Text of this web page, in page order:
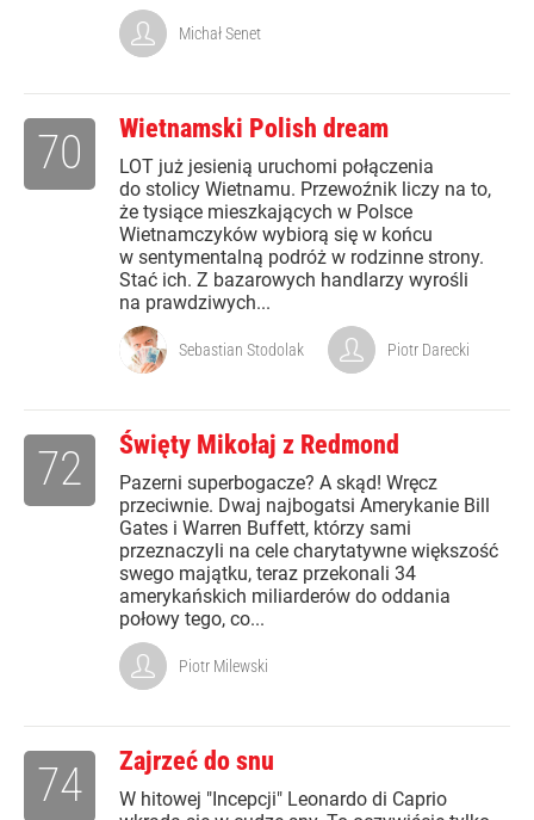
Michał Senet
Wietnamski Polish dream
LOT już jesienią uruchomi połączenia
do stolicy Wietnamu. Przewoźnik liczy na to,
że tysiące mieszkających w Polsce
Wietnamczyków wybiorą się w końcu
w sentymentalną podróż w rodzinne strony.
Stać ich. Z bazarowych handlarzy wyrośli
na prawdziwych...
70
Sebastian Stodolak Piotr Darecki
Święty Mikołaj z Redmond
Pazerni superbogacze? A skąd! Wręcz
przeciwnie. Dwaj najbogatsi Amerykanie Bill
Gates i Warren Buffett, którzy sami
przeznaczyli na cele charytatywne większość
swego majątku, teraz przekonali 34
amerykańskich miliarderów do oddania
połowy tego, co...
72
Piotr Milewski
Zajrzeć do snu
W hitowej "Incepcji" Leonardo di Caprio
74